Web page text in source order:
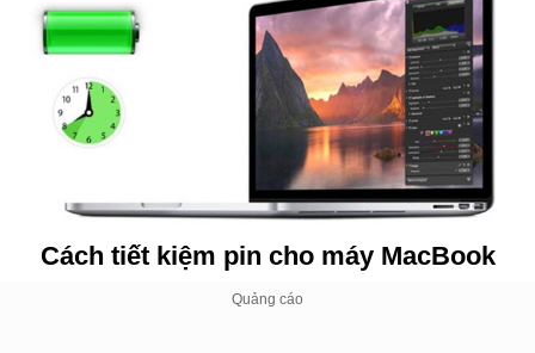
Nghệ
Khoa
sống
Cách tiết kiệm pin cho máy MacBook